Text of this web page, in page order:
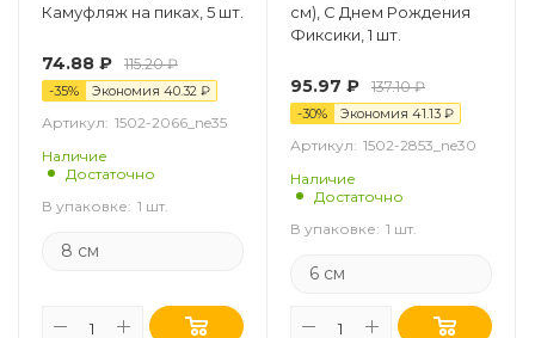
Камуфляж на пиках, 5 шт.
74.88 ₽ 115.20₽
-35% Экономия 40.32 ₽
Артикул: 1502-2066_ne35
Наличие
Достаточно
В упаковке: 1 шт.
8 см
см), С Днем Рождения
Фиксики, 1 шт.
95.97 ₽ 137.10₽
-30% Экономия 41.13 ₽
Артикул: 1502-2853_ne30
Наличие
Достаточно
В упаковке: 1 шт.
6 см